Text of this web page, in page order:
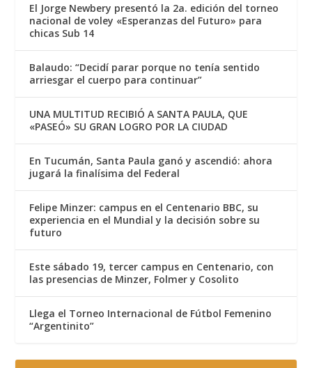
El Jorge Newbery presentó la 2a. edición del torneo
nacional de voley «Esperanzas del Futuro» para
chicas Sub 14
Balaudo: “Decidí parar porque no tenía sentido
arriesgar el cuerpo para continuar”
UNA MULTITUD RECIBIÓ A SANTA PAULA, QUE
«PASEÓ» SU GRAN LOGRO POR LA CIUDAD
En Tucumán, Santa Paula ganó y ascendió: ahora
jugará la finalísima del Federal
Felipe Minzer: campus en el Centenario BBC, su
experiencia en el Mundial y la decisión sobre su
futuro
Este sábado 19, tercer campus en Centenario, con
las presencias de Minzer, Folmer y Cosolito
Llega el Torneo Internacional de Fútbol Femenino
“Argentinito”